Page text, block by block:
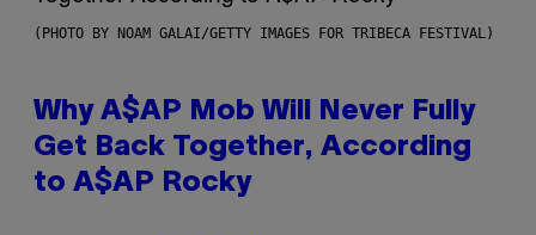
(PHOTO BY NOAM GALAI/GETTY IMAGES FOR TRIBECA FESTIVAL)
Why A$AP Mob Will Never Fully
Get Back Together, According
to A$AP Rocky